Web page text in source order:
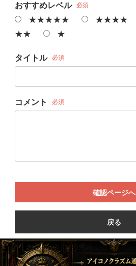
おすすめレベル 必須
★★★★★ ★★★★
★★
★
タイトル 必須
コメント 必須
確認ページへ
戻る